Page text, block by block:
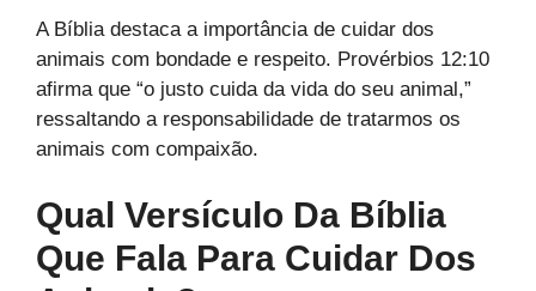
A Bíblia destaca a importância de cuidar dos
animais com bondade e respeito. Provérbios 12:10
afirma que “o justo cuida da vida do seu animal,”
ressaltando a responsabilidade de tratarmos os
animais com compaixão.
Qual Versículo Da Bíblia
Que Fala Para Cuidar Dos